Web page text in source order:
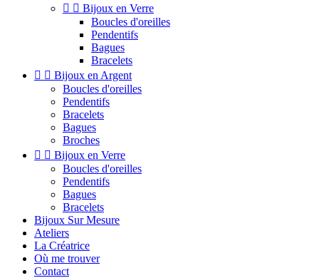
  Bijoux en Verre
Boucles d'oreilles
Pendentifs
Bagues
Bracelets
  Bijoux en Argent
Boucles d'oreilles
Pendentifs
Bracelets
Bagues
Broches
  Bijoux en Verre
Boucles d'oreilles
Pendentifs
Bagues
Bracelets
Bijoux Sur Mesure
Ateliers
La Créatrice
Où me trouver
Contact